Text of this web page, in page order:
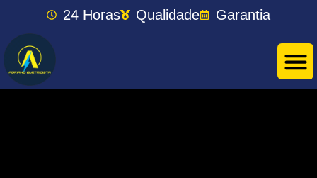
24 Horas Qualidade Garantia